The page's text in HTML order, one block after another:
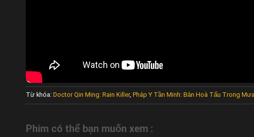
Từ khóa: Doctor Qin Ming: Rain Killer, Pháp Y Tần Minh: Bản Hoà Tấu Trong Mưa
Phim có thể bạn muốn xem :